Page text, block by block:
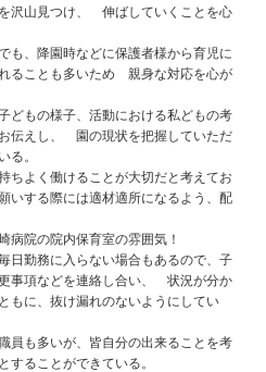
沢山見つけ、 伸ばしていくことを心
も、降園時などに保護者様から育児に
ることも多いため 親身な対応を心が
どもの様子、活動における私どもの考
伝えし、 園の現状を把握していただ
る。
ちよく働けることが大切だと考えてお
いする際には適材適所になるよう、配
病院の院内保育室の雰囲気！
日勤務に入らない場合もあるので、子
事項などを連絡し合い、 状況が分か
もに、抜け漏れのないようにしてい
員も多いが、皆自分の出来ることを考
することができている。